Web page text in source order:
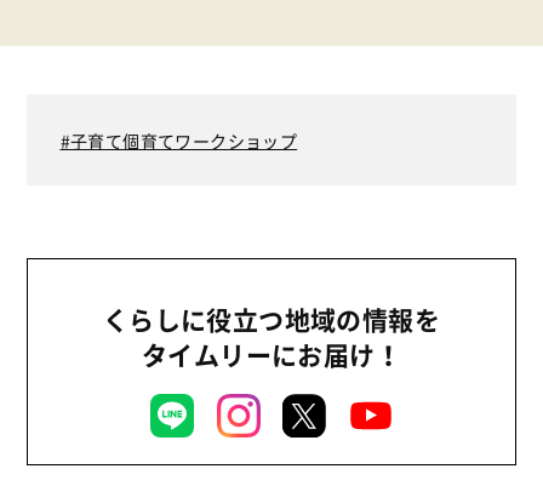
食育
子育て個育てワークショップ
くらしに役立つ地域の情報を
タイムリーにお届け！